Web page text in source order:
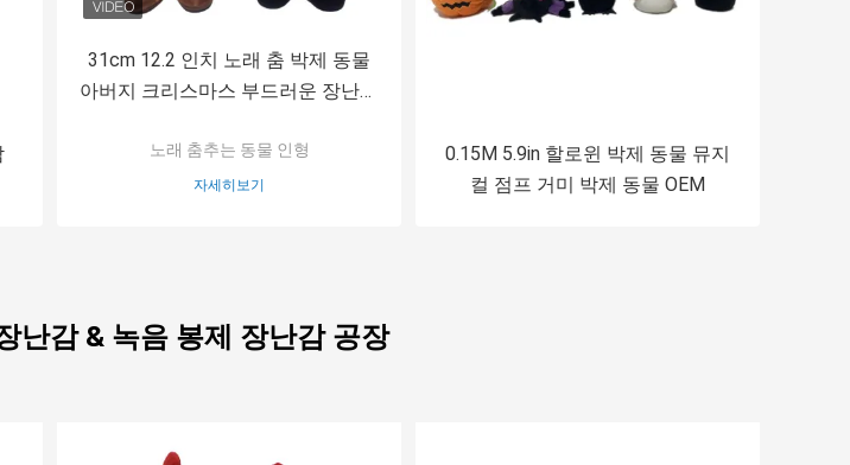
31cm 12.2 인치 노래 춤 박제 동물
아버지 크리스마스 부드러운 장난감
노래 춤추는 동물 인형
자세히보기
0.15M 5.9in 할로윈 박제 동물 뮤지
컬 점프 거미 박제 동물 OEM
난감 & 녹음 봉제 장난감 공장